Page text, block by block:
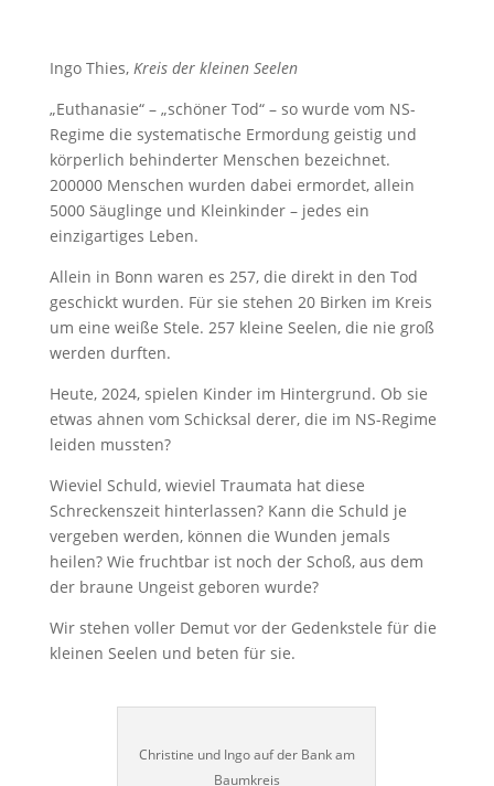
Ingo Thies,Kreis der kleinen Seelen
„Euthanasie“ – „schöner Tod“ – so wurde vom NS-
Regime die systematische Ermordung geistig und
körperlich behinderter Menschen bezeichnet.
200000 Menschen wurden dabei ermordet, allein
5000 Säuglinge und Kleinkinder – jedes ein
einzigartiges Leben.
Allein in Bonn waren es 257, die direkt in den Tod
geschickt wurden. Für sie stehen 20 Birken im Kreis
um eine weiße Stele. 257 kleine Seelen, die nie groß
werden durften.
Heute, 2024, spielen Kinder im Hintergrund. Ob sie
etwas ahnen vom Schicksal derer, die im NS-Regime
leiden mussten?
Wieviel Schuld, wieviel Traumata hat diese
Schreckenszeit hinterlassen? Kann die Schuld je
vergeben werden, können die Wunden jemals
heilen? Wie fruchtbar ist noch der Schoß, aus dem
der braune Ungeist geboren wurde?
Wir stehen voller Demut vor der Gedenkstele für die
kleinen Seelen und beten für sie.
Christine und Ingo auf der Bank am
Baumkreis